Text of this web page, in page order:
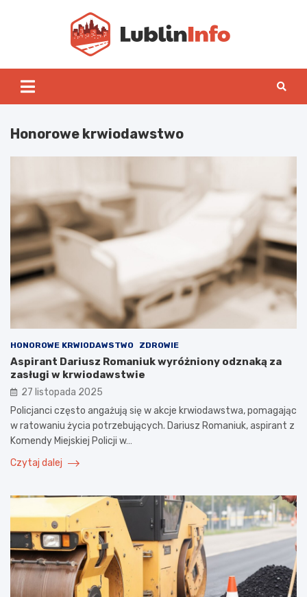
Honorowe krwiodawstwo
HONOROWE KRWIODAWSTWO ZDROWIE
Aspirant Dariusz Romaniuk wyróżniony odznaką za
zasługi w krwiodawstwie
27 listopada 2025
Policjanci często angażują się w akcje krwiodawstwa, pomagając
w ratowaniu życia potrzebujących. Dariusz Romaniuk, aspirant z
Komendy Miejskiej Policji w…
Czytaj dalej